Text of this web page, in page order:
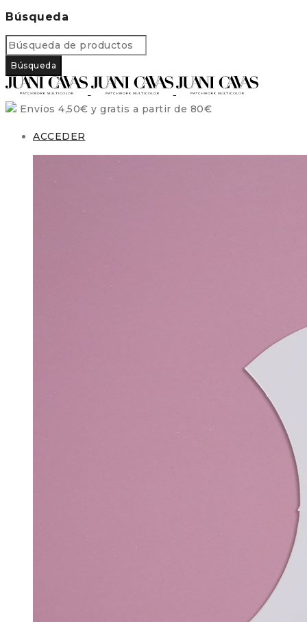
Búsqueda
Envíos 4,50€ y gratis a partir de 80€
ACCEDER